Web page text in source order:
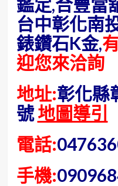
台中彰化南
錶鑽石K金,
迎您來洽詢
地址:彰化縣
號地圖導引
電話:
手機: